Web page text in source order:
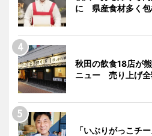
に 県産食材多く包
秋田の飲食18店が
ニュー 売り上げ全
「いぶりがっこチ